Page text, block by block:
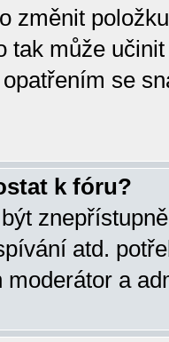
změnit
tak může
se
k fóru?
atd.
moderátor a